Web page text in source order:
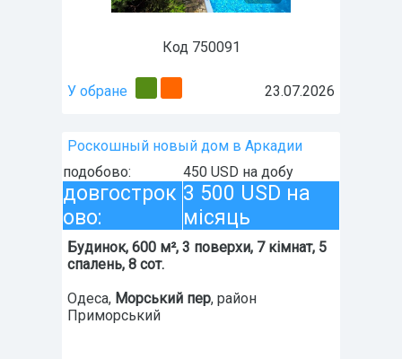
Код 750091
У обране 23.07.2026
Роскошный новый дом в Аркадии
подобово:
450 USD на добу
довгострок
ово:
3 500 USD на
місяць
Будинок, 600 м², 3 поверхи, 7 кімнат, 5
спалень, 8 сот.
Одеса, Морський пер, район
Приморський